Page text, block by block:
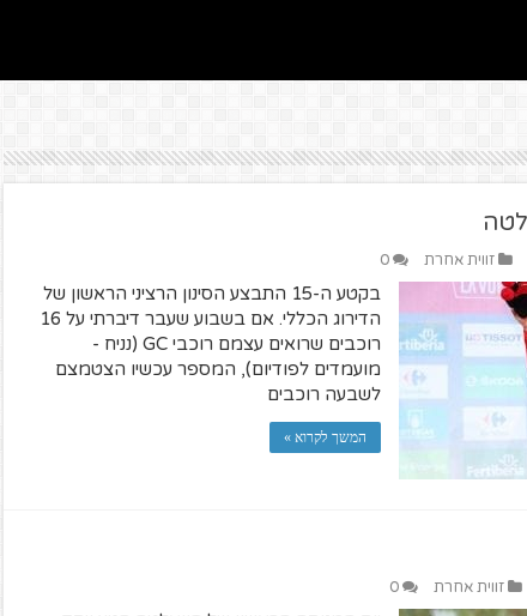
זווית אחרת 0
בקטע ה-15 התבצע הסינון הרציני הראשון של
הדירוג הכללי. אם בשבוע שעבר דיברתי על 16
רוכבים שרואים עצמם רוכבי GC (נניח -
מועמדים לפודיום), המספר עכשיו הצטמצם
לשבעה רוכבים
המשך לקרוא »
זווית אחרת 0